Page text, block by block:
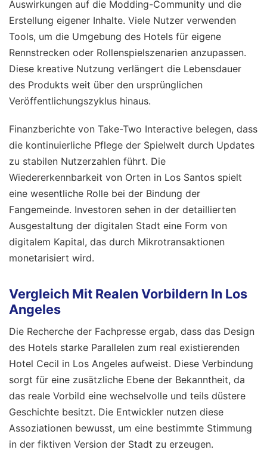
Auswirkungen auf die Modding-Community und die
Erstellung eigener Inhalte. Viele Nutzer verwenden
Tools, um die Umgebung des Hotels für eigene
Rennstrecken oder Rollenspielszenarien anzupassen.
Diese kreative Nutzung verlängert die Lebensdauer
des Produkts weit über den ursprünglichen
Veröffentlichungszyklus hinaus.
Finanzberichte von Take-Two Interactive belegen, dass
die kontinuierliche Pflege der Spielwelt durch Updates
zu stabilen Nutzerzahlen führt. Die
Wiedererkennbarkeit von Orten in Los Santos spielt
eine wesentliche Rolle bei der Bindung der
Fangemeinde. Investoren sehen in der detaillierten
Ausgestaltung der digitalen Stadt eine Form von
digitalem Kapital, das durch Mikrotransaktionen
monetarisiert wird.
Vergleich Mit Realen Vorbildern In Los
Angeles
Die Recherche der Fachpresse ergab, dass das Design
des Hotels starke Parallelen zum real existierenden
Hotel Cecil in Los Angeles aufweist. Diese Verbindung
sorgt für eine zusätzliche Ebene der Bekanntheit, da
das reale Vorbild eine wechselvolle und teils düstere
Geschichte besitzt. Die Entwickler nutzen diese
Assoziationen bewusst, um eine bestimmte Stimmung
in der fiktiven Version der Stadt zu erzeugen.